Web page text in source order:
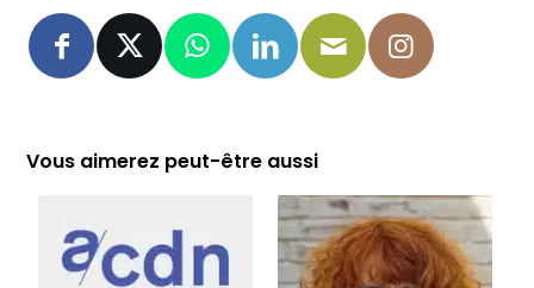
Vous aimerez peut-être aussi